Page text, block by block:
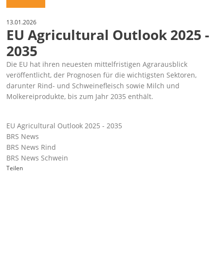
13.01.2026
EU Agricultural Outlook 2025 -
2035
Die EU hat ihren neuesten mittelfristigen Agrarausblick
veröffentlicht, der Prognosen für die wichtigsten Sektoren,
darunter Rind- und Schweinefleisch sowie Milch und
Molkereiprodukte, bis zum Jahr 2035 enthält.
EU Agricultural Outlook 2025 - 2035
BRS News
BRS News Rind
BRS News Schwein
Teilen